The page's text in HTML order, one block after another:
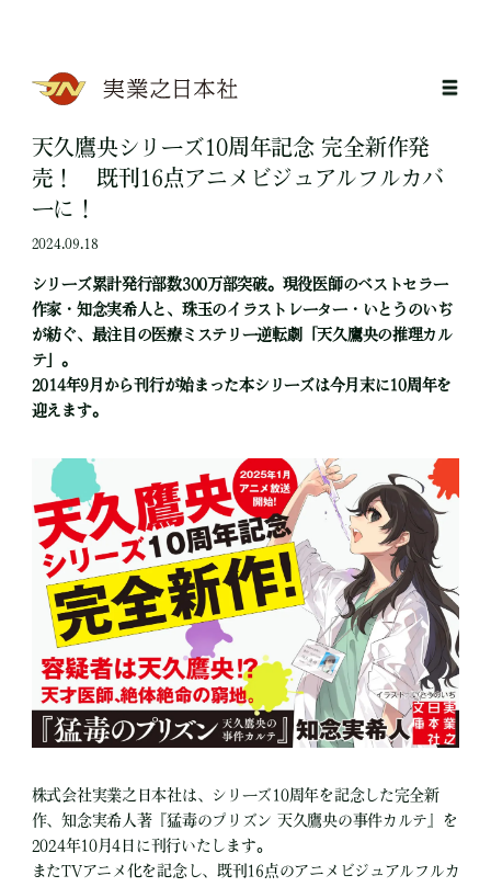
天久鷹央シリーズ10周年記念 完全新作発
売！ 既刊16点アニメビジュアルフルカバ
ーに！
2024.09.18
シリーズ累計発行部数300万部突破。現役医師のベストセラー
作家・知念実希人と、珠玉のイラストレーター・いとうのいぢ
が紡ぐ、最注目の医療ミステリー逆転劇「天久鷹央の推理カル
テ」。
2014年9月から刊行が始まった本シリーズは今月末に10周年を
迎えます。
株式会社実業之日本社は、シリーズ10周年を記念した完全新
作、知念実希人著『猛毒のプリズン 天久鷹央の事件カルテ』を
2024年10月4日に刊行いたします。
またTVアニメ化を記念し、既刊16点のアニメビジュアルフルカ